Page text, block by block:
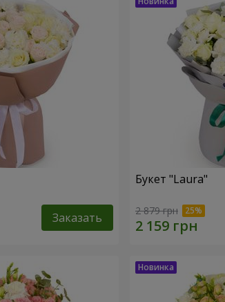
Заказать
Букет "Laura"
2 879 грн